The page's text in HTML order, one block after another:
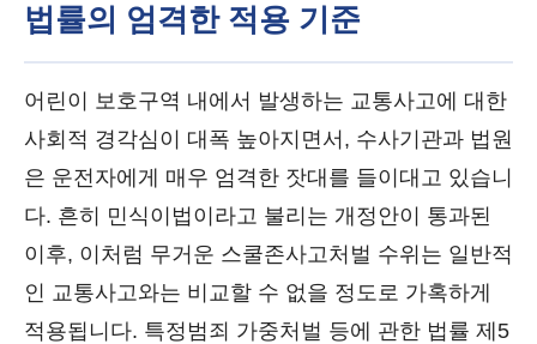
법률의 엄격한 적용 기준
어린이 보호구역 내에서 발생하는 교통사고에 대한
사회적 경각심이 대폭 높아지면서, 수사기관과 법원
은 운전자에게 매우 엄격한 잣대를 들이대고 있습니
다. 흔히 민식이법이라고 불리는 개정안이 통과된
이후, 이처럼 무거운 스쿨존사고처벌 수위는 일반적
인 교통사고와는 비교할 수 없을 정도로 가혹하게
적용됩니다. 특정범죄 가중처벌 등에 관한 법률 제5